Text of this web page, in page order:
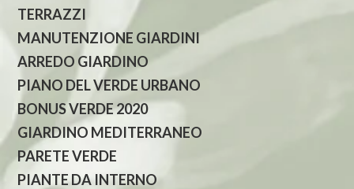
TERRAZZI
MANUTENZIONE GIARDINI
ARREDO GIARDINO
PIANO DEL VERDE URBANO
BONUS VERDE 2020
GIARDINO MEDITERRANEO
PARETE VERDE
PIANTE DA INTERNO